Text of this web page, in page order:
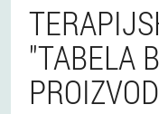
"TABELA